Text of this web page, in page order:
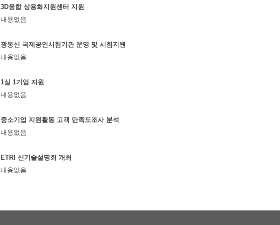
3D융합 상용화지원센터 지원
내용없음
광통신 국제공인시험기관 운영 및 시험지원
내용없음
1실 1기업 지원
내용없음
중소기업 지원활동 고객 만족도조사 분석
내용없음
ETRI 신기술설명회 개최
내용없음